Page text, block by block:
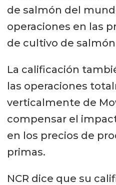
de salmón del
operaciones en las
de cultivo de
La calificación
las operaciones
verticalmente de
compensar el
en los precios de
primas.
NCR dice que su